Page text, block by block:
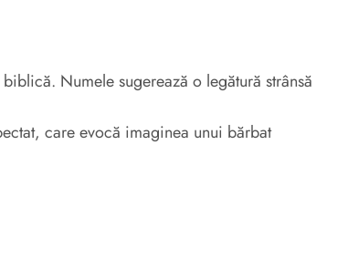
Numele sugerează o legătură strânsă
care evocă imaginea unui bărbat